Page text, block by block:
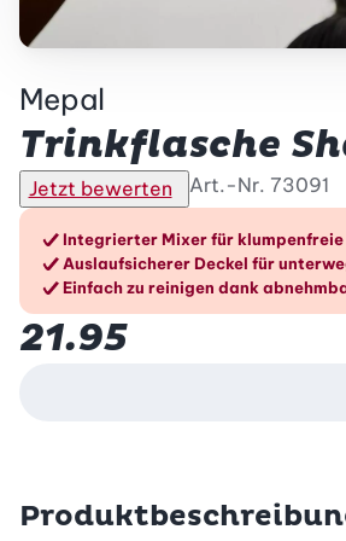
Mepal
Trinkflasche
Jetzt bewerten Art.-Nr. 73091
Die Vorteile im
Integrierter Mixer für klumpenfreie
Auslaufsicherer Deckel für
Einfach zu reinigen dank
21.95